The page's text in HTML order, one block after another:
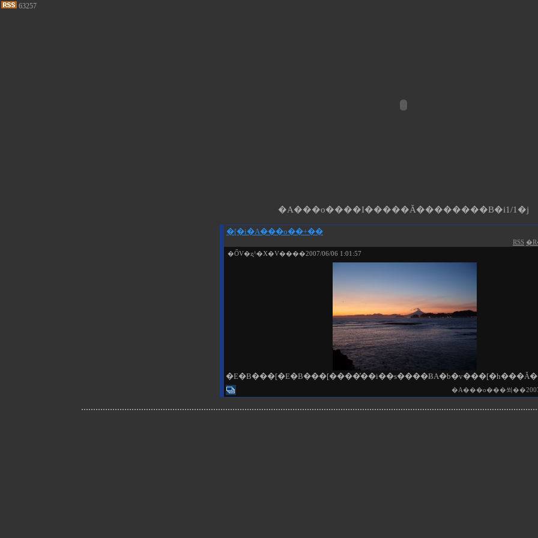
63257
�A���o����I�����Ă��������B�i1/1�j
�[�i�A���o��+��
RSS
�ŐV�ʐ^�X�V����2007/06/06 1:01:57
�A���o���쐬��2007/